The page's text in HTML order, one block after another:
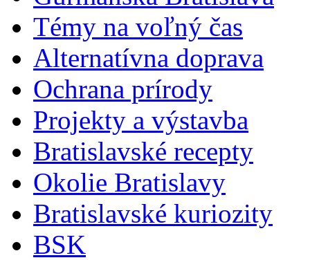
Témy na voľný čas
Alternatívna doprava
Ochrana prírody
Projekty a výstavba
Bratislavské recepty
Okolie Bratislavy
Bratislavské kuriozity
BSK